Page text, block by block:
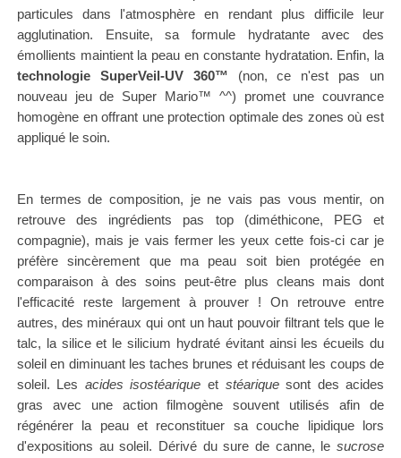
particules dans l'atmosphère en rendant plus difficile leur
agglutination. Ensuite, sa formule hydratante avec des
émollients maintient la peau en constante hydratation. Enfin, la
technologie SuperVeil-UV 360™ (non, ce n'est pas un
nouveau jeu de Super Mario™ ^^) promet une couvrance
homogène en offrant une protection optimale des zones où est
appliqué le soin.
En termes de composition, je ne vais pas vous mentir, on
retrouve des ingrédients pas top (diméthicone, PEG et
compagnie), mais je vais fermer les yeux cette fois-ci car je
préfère sincèrement que ma peau soit bien protégée en
comparaison à des soins peut-être plus cleans mais dont
l'efficacité reste largement à prouver ! On retrouve entre
autres, des minéraux qui ont un haut pouvoir filtrant tels que le
talc, la silice et le silicium hydraté évitant ainsi les écueils du
soleil en diminuant les taches brunes et réduisant les coups de
soleil. Les acides isostéarique et stéariquesont des acides
gras avec une action filmogène souvent utilisés afin de
régénérer la peau et reconstituer sa couche lipidique lors
d'expositions au soleil. Dérivé du sure de canne, lesucrose